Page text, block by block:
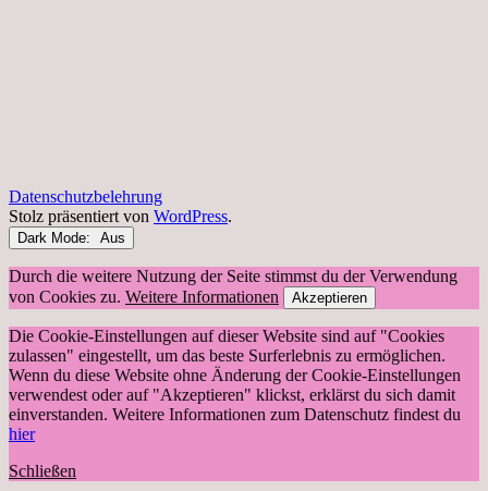
Datenschutzbelehrung
Stolz präsentiert von WordPress.
Dark Mode:
Durch die weitere Nutzung der Seite stimmst du der Verwendung
von Cookies zu. Weitere Informationen Akzeptieren
Die Cookie-Einstellungen auf dieser Website sind auf "Cookies
zulassen" eingestellt, um das beste Surferlebnis zu ermöglichen.
Wenn du diese Website ohne Änderung der Cookie-Einstellungen
verwendest oder auf "Akzeptieren" klickst, erklärst du sich damit
einverstanden. Weitere Informationen zum Datenschutz findest du
hier
Schließen